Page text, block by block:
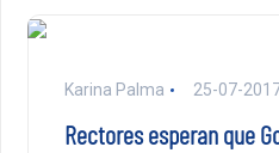
Karina Palma 25-07-
Rectores esperan que